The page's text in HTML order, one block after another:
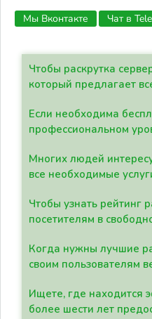
Мы Вконтакте Чат в
Чтобы раскрутка
который предлагает
Если необходима
профессиональном
Многих людей
все необходимые
Чтобы узнать рейтинг
посетителям в
Когда нужны лучшие
своим пользователям
Ищете, где находится
более шести лет